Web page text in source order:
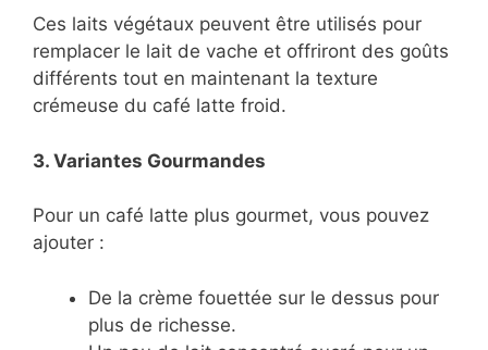
Ces laits végétaux peuvent être utilisés pour
remplacer le lait de vache et offriront des goûts
différents tout en maintenant la texture
crémeuse du café latte froid.
3. Variantes Gourmandes
Pour un café latte plus gourmet, vous pouvez
ajouter :
De la crème fouettée sur le dessus pour
plus de richesse.